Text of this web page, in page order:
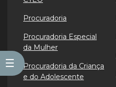
☰
Procuradoria
Procuradoria Especial
da Mulher
Procuradoria da Criança
e do Adolescente